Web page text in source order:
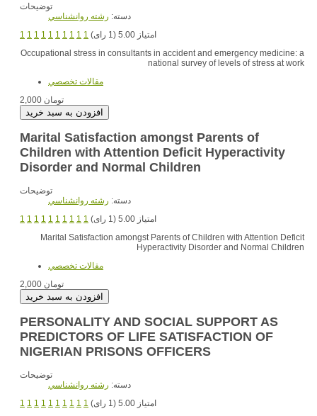
توضیحات
دسته: رشته روانشناسي
1 1 1 1 1 1 1 1 1 1
امتیاز 5.00 (1 رای)
Occupational stress in consultants in accident and emergency medicine: a
national survey of levels of stress at work
مقالات تخصصي
2,000 تومان
Marital Satisfaction amongst Parents of
Children with Attention Deficit Hyperactivity
Disorder and Normal Children
توضیحات
دسته: رشته روانشناسي
1 1 1 1 1 1 1 1 1 1
امتیاز 5.00 (1 رای)
Marital Satisfaction amongst Parents of Children with Attention Deficit
Hyperactivity Disorder and Normal Children
مقالات تخصصي
2,000 تومان
PERSONALITY AND SOCIAL SUPPORT AS
PREDICTORS OF LIFE SATISFACTION OF
NIGERIAN PRISONS OFFICERS
توضیحات
دسته: رشته روانشناسي
1 1 1 1 1 1 1 1 1 1
امتیاز 5.00 (1 رای)